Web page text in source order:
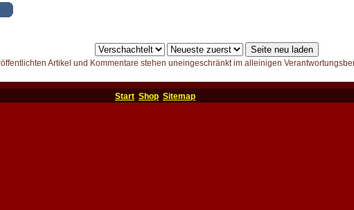
Artikel und Kommentare stehen uneingeschränkt im alleinigen
Start Shop Sitemap